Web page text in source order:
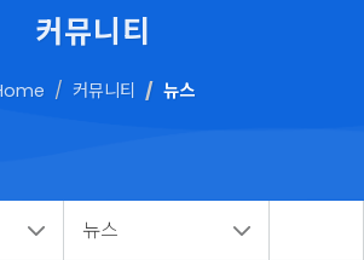
커뮤니티
커뮤니티 뉴스
뉴스